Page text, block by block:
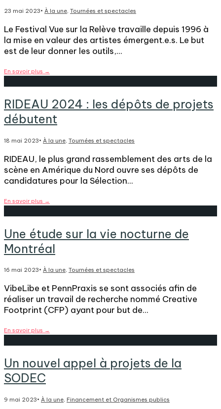
23 mai 2023• À la une, Tournées et spectacles
Le Festival Vue sur la Relève travaille depuis 1996 à
la mise en valeur des artistes émergent.e.s. Le but
est de leur donner les outils,...
En savoir plus →
RIDEAU 2024 : les dépôts de projets
débutent
18 mai 2023• À la une, Tournées et spectacles
RIDEAU, le plus grand rassemblement des arts de la
scène en Amérique du Nord ouvre ses dépôts de
candidatures pour la Sélection...
En savoir plus →
Une étude sur la vie nocturne de
Montréal
16 mai 2023• À la une, Tournées et spectacles
VibeLibe et PennPraxis se sont associés afin de
réaliser un travail de recherche nommé Creative
Footprint (CFP) ayant pour but de...
En savoir plus →
Un nouvel appel à projets de la
SODEC
9 mai 2023• À la une, Financement et Organismes publics